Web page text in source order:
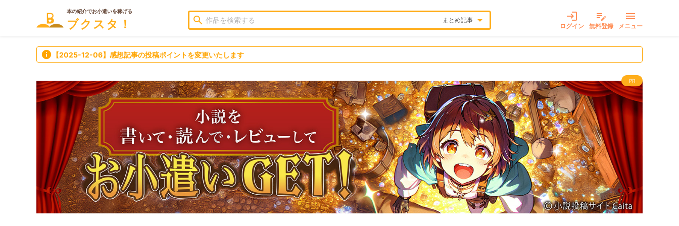
本の紹介でお小遣いを稼げる
ブクスタ！ search まとめ記事 arrow_drop_down login
ログイン
edit_note
無料登録
menu
メニュー
info 【2025-12-06】感想記事の投稿ポイントを変更いたします
PR